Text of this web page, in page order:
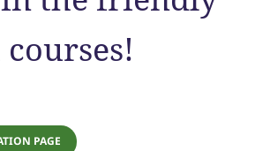
PAGE